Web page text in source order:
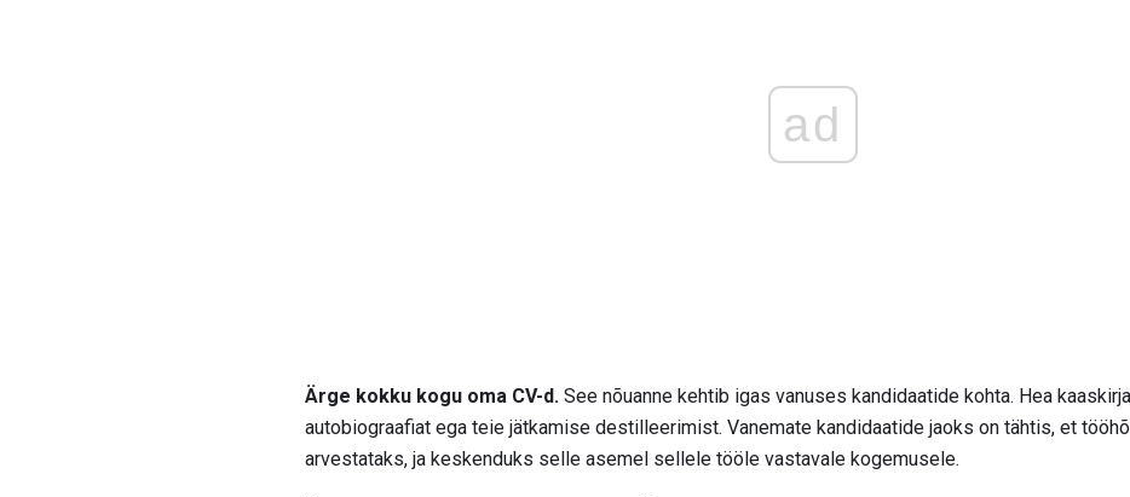
ad
Ärge kokku kogu oma CV-d. See nõuanne kehtib igas vanuses kandidaatide kohta. Hea
autobiograafiat ega teie jätkamise destilleerimist. Vanemate kandidaatide jaoks on tähtis, et
arvestataks, ja keskenduks selle asemel sellele tööle vastavale kogemusele.